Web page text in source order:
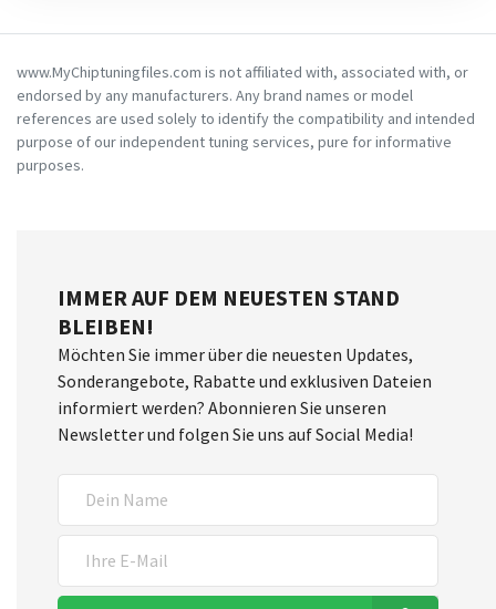
www.MyChiptuningfiles.com is not affiliated with, associated with, or
endorsed by any manufacturers. Any brand names or model
references are used solely to identify the compatibility and intended
purpose of our independent tuning services, pure for informative
purposes.
IMMER AUF DEM NEUESTEN STAND
BLEIBEN!
Möchten Sie immer über die neuesten Updates,
Sonderangebote, Rabatte und exklusiven Dateien
informiert werden? Abonnieren Sie unseren
Newsletter und folgen Sie uns auf Social Media!